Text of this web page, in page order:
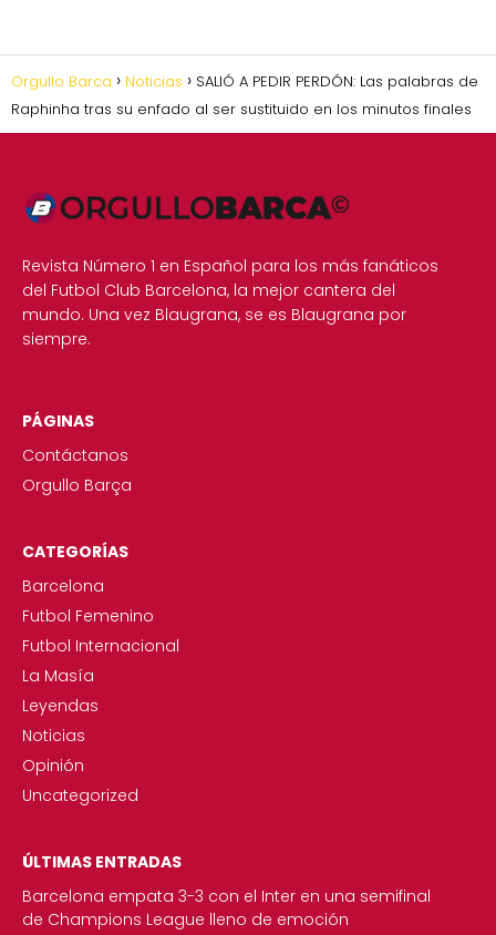
Orgullo Barca Noticias
SALIÓ A PEDIR PERDÓN: Las palabras de
Raphinha tras su enfado al ser sustituido en los minutos finales
Revista Número 1 en Español para los más fanáticos
del Futbol Club Barcelona, la mejor cantera del
mundo. Una vez Blaugrana, se es Blaugrana por
siempre.
PÁGINAS
Contáctanos
Orgullo Barça
CATEGORÍAS
Barcelona
Futbol Femenino
Futbol Internacional
La Masía
Leyendas
Noticias
Opinión
Uncategorized
ÚLTIMAS ENTRADAS
Barcelona empata 3-3 con el Inter en una semifinal
de Champions League lleno de emoción